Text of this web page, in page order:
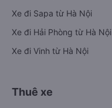
Xe đi Sapa từ Hà Nội
Xe đi Hải Phòng từ Hà Nội
Xe đi Vinh từ Hà Nội
Thuê xe